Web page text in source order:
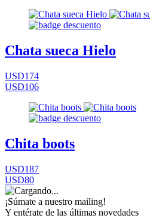
Chata sueca Hielo
USD174
USD106
Chita boots
USD187
USD80
¡Súmate a nuestro mailing!
Y entérate de las últimas novedades